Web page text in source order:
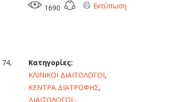
1690 Εκτύπωση
74,
Κατηγορίες:
ΚΛΙΝΙΚΟΙ ΔΙΑΙΤΟΛΟΓΟΙ,
ΚΕΝΤΡΑ ΔΙΑΤΡΟΦΗΣ,
ΔΙΑΙΤΟΛΟΓΟΙ -